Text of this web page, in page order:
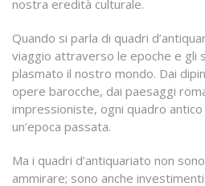
nostra eredità culturale.
Quando si parla di quadri
viaggio attraverso le epoche e gli
plasmato il nostro mondo. Dai
opere barocche, dai paesaggi
impressioniste, ogni quadro
un’epoca passata.
Ma i quadri d’antiquariato non
ammirare; sono anche